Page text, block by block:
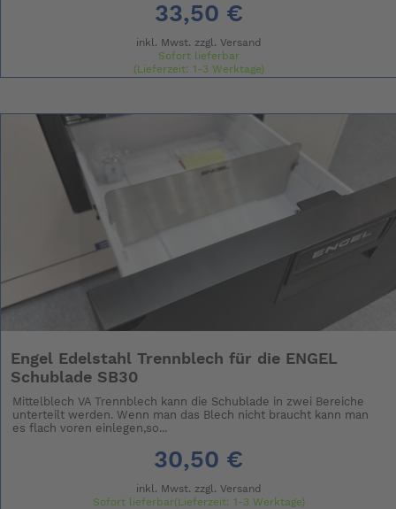
33,50 €
inkl. Mwst. zzgl. Versand
Sofort lieferbar
(Lieferzeit: 1-3 Werktage)
Engel Edelstahl Trennblech für die ENGEL
Schublade SB30
Mittelblech VA Trennblech kann die Schublade in zwei Bereiche
unterteilt werden. Wenn man das Blech nicht braucht kann man
es flach voren einlegen,so...
30,50 €
inkl. Mwst. zzgl. Versand
Sofort lieferbar(Lieferzeit: 1-3 Werktage)